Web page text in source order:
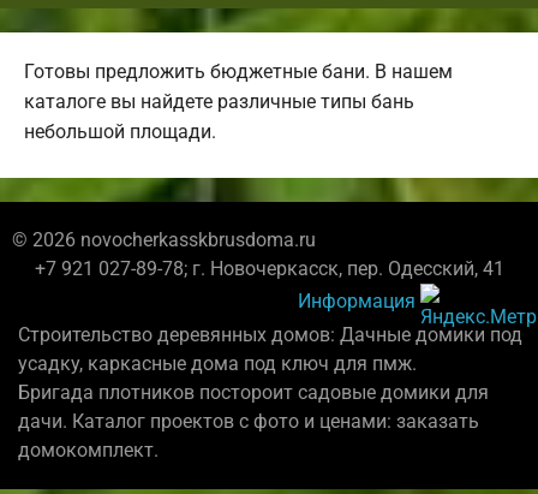
Готовы предложить бюджетные бани. В нашем
каталоге вы найдете различные типы бань
небольшой площади.
© 2026 novocherkasskbrusdoma.ru
+7 921 027-89-78; г. Новочеркасск, пер. Одесский, 41
Информация
Строительство деревянных домов: Дачные домики под
усадку, каркасные дома под ключ для пмж.
Бригада плотников постороит садовые домики для
дачи. Каталог проектов с фото и ценами: заказать
домокомплект.